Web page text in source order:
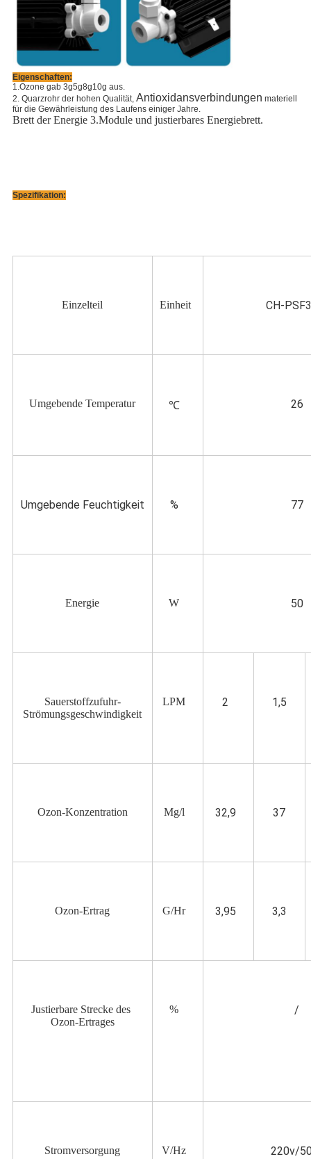
Eigenschaften:
1.Ozone gab 3g5g8g10g aus.
2. Quarzrohr der hohen Qualität, Antioxidansverbindungen materiell
für die Gewährleistung des Laufens einiger Jahre.
Brett der Energie 3.Module und justierbares Energiebrett.
Spezifikation:
Einzelteil Einheit CH-
Umgebende Temperatur ℃ 26
Umgebende Feuchtigkeit % 77
Energie W 50
Sauerstoffzufuhr-
Strömungsgeschwindigkeit
LPM 2 1,5
Ozon-Konzentration Mg/l 32,9 37
Ozon-Ertrag G/Hr 3,95 3,3
Justierbare Strecke des
Ozon-Ertrages
% /
Stromversorgung V/Hz 220v/